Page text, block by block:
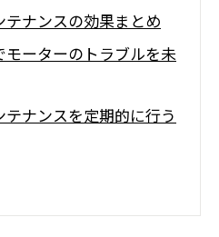
ナンスの効果まとめ
ーターのトラブルを未
ナンスを定期的に行う